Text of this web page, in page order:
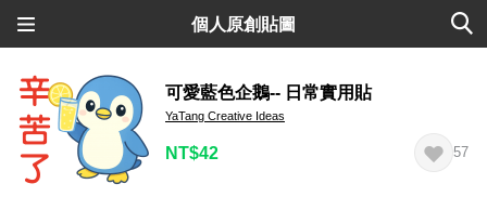
個人原創貼圖
可愛藍色企鵝-- 日常實用貼
YaTang Creative Ideas
NT$42 57